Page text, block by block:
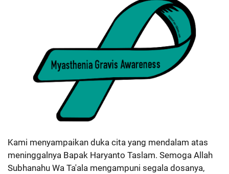
Kami menyampaikan duka cita yang mendalam atas
meninggalnya Bapak Haryanto Taslam. Semoga Allah
Subhanahu Wa Ta'ala mengampuni segala dosanya,